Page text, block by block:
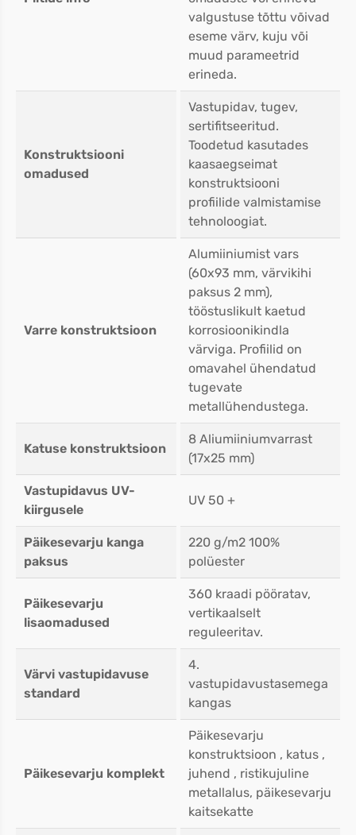
valgustuse tõttu võivad
eseme värv, kuju või
muud parameetrid
erineda.
Konstruktsiooni
omadused
Vastupidav, tugev,
sertifitseeritud.
Toodetud kasutades
kaasaegseimat
konstruktsiooni
profiilide valmistamise
tehnoloogiat.
Varre konstruktsioon
Alumiiniumist vars
(60x93 mm, värvikihi
paksus 2 mm),
tööstuslikult kaetud
korrosioonikindla
värviga. Profiilid on
omavahel ühendatud
tugevate
metallühendustega.
Katuse konstruktsioon
8 Aliumiiniumvarrast
(17x25 mm)
Vastupidavus UV-
kiirgusele
UV 50 +
Päikesevarju kanga
paksus
220 g/m2 100%
polüester
Päikesevarju
lisaomadused
360 kraadi pööratav,
vertikaalselt
reguleeritav.
Värvi vastupidavuse
standard
4.
vastupidavustasemega
kangas
Päikesevarju komplekt
Päikesevarju
konstruktsioon , katus ,
juhend , ristikujuline
metallalus, päikesevarju
kaitsekatte